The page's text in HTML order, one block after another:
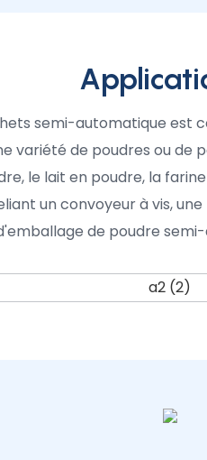
semi-automatique est
variété de poudres ou de
le lait en poudre, la
un convoyeur à vis,
de poudre